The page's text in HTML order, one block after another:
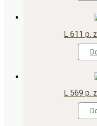
L 611 p.
L 569 p.